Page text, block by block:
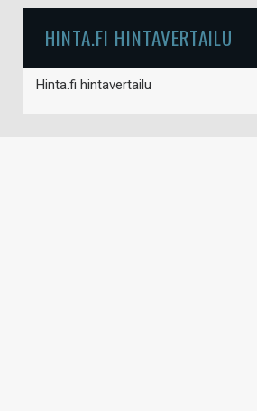
HINTA.FI HINTAVERTAILU
Hinta.fi hintavertailu